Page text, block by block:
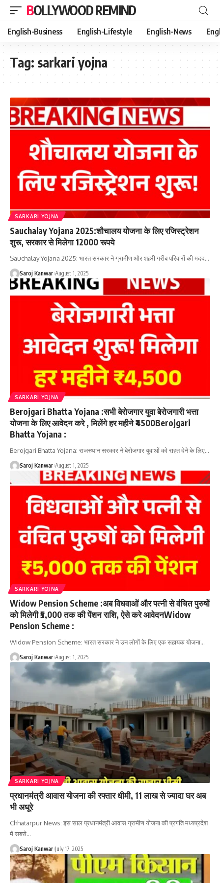
BOLLYWOOD REMIND
English-Business English-Lifestyle English-News
Tag: sarkari yojna
SARKARI YOJNA
Sauchalay Yojana 2025:शौचालय योजना के लिए रजिस्ट्रेशन
शुरू, सरकार से मिलेगा 12000 रूपये
Sauchalay Yojana 2025: भारत सरकार ने ग्रामीण और शहरी गरीब परिवारों की मदद…
Saroj Kanwar August 1, 2025
SARKARI YOJNA
Berojgari Bhatta Yojana :सभी बेरोजगार युवा बेरोजगारी भत्ता
योजना के लिए आवेदन करे , मिलेंगे हर महीने ₹4500Berojgari
Bhatta Yojana :
Berojgari Bhatta Yojana: राजस्थान सरकार ने बेरोजगार युवाओं को राहत देने के लिए…
Saroj Kanwar August 1, 2025
SARKARI YOJNA
Widow Pension Scheme :अब विधवाओं और पत्नी से वंचित पुरुषों
को मिलेगी ₹5,000 तक की पेंशन राशि, ऐसे करे आवेदनWidow
Pension Scheme :
Widow Pension Scheme: भारत सरकार ने उन लोगों के लिए एक सहायक योजना…
Saroj Kanwar August 1, 2025
SARKARI YOJNA
प्रधानमंत्री आवास योजना की रफ्तार धीमी, 11 लाख से ज्यादा घर अब
भी अधूरे
Chhatarpur News: इस साल प्रधानमंत्री आवास ग्रामीण योजना की प्रगति मध्यप्रदेश
में सबसे…
Saroj Kanwar July 17, 2025